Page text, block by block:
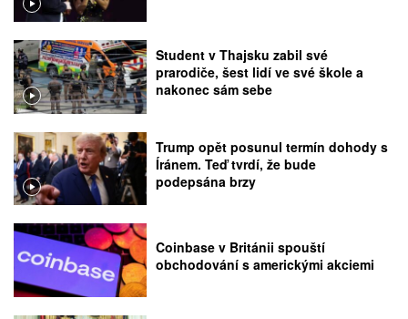
Student v Thajsku zabil své
prarodiče, šest lidí ve své škole a
nakonec sám sebe
Trump opět posunul termín dohody s
Íránem. Teď tvrdí, že bude
podepsána brzy
Coinbase v Británii spouští
obchodování s americkými akciemi